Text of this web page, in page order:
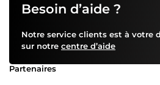
Besoin d’aide ?
Notre service clients est à votre
sur notre centre d’aide
Partenaires